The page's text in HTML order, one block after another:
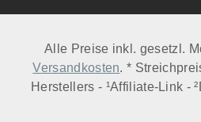
Alle Preise inkl. gesetzl.
Versandkosten. *
Herstellers - ¹Affiliate-Link -